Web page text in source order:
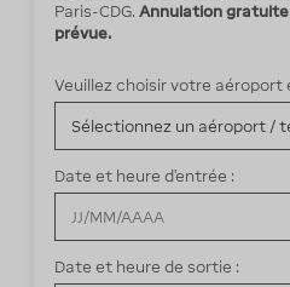
Paris-CDG. Annulation
prévue.
Veuillez choisir votre aéroport
Date et heure d’entrée :
Date et heure de sortie :